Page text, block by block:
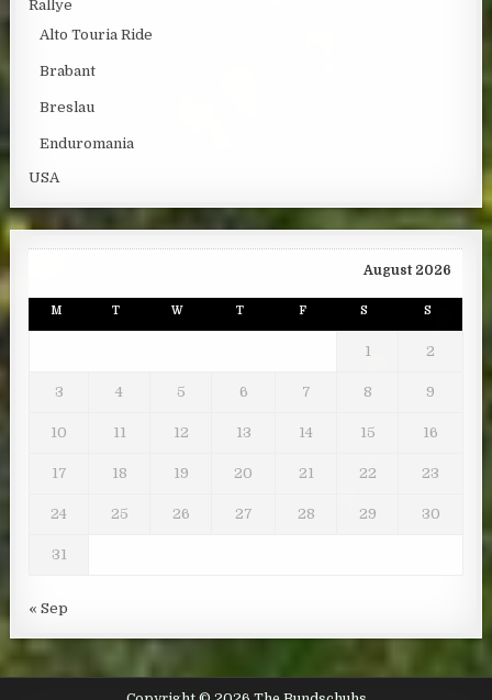
Rallye
Alto Touria Ride
Brabant
Breslau
Enduromania
USA
August 2026
M T W T F S S
1 2
3 4 5 6 7 8 9
10 11 12 13 14 15 16
17 18 19 20 21 22 23
24 25 26 27 28 29 30
31
« Sep